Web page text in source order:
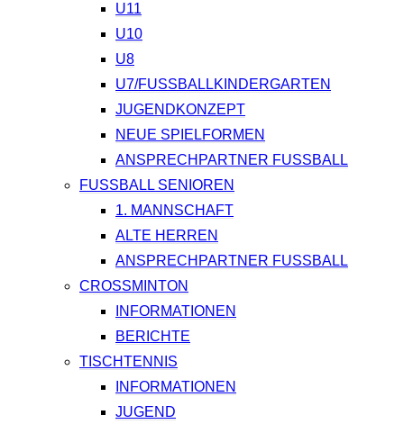
U11
U10
U8
U7/FUSSBALLKINDERGARTEN
JUGENDKONZEPT
NEUE SPIELFORMEN
ANSPRECHPARTNER FUSSBALL
FUSSBALL SENIOREN
1. MANNSCHAFT
ALTE HERREN
ANSPRECHPARTNER FUSSBALL
CROSSMINTON
INFORMATIONEN
BERICHTE
TISCHTENNIS
INFORMATIONEN
JUGEND